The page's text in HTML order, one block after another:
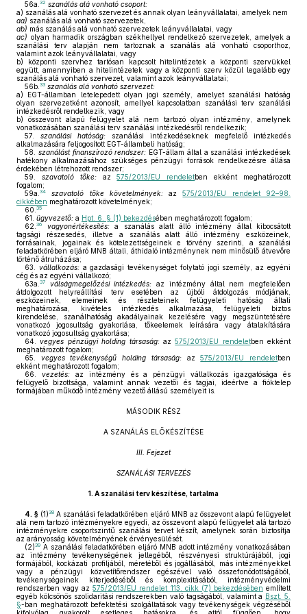
56a. 32 szanálás alá vonható csoport:
a) szanálás alá vonható szervezet és annak olyan leányvállalatai, amelyek nem
aa) szanálás alá vonható szervezetek,
ab) más szanálás alá vonható szervezetek leányvállalatai, vagy
ac) olyan harmadik országban székhellyel rendelkező szervezetek, amelyek a
szanálási terv alapján nem tartoznak a szanálás alá vonható csoporthoz,
valamint azok leányvállalatai, vagy
b) központi szervhez tartósan kapcsolt hitelintézetek a központi szervükkel
együtt, amennyiben a hitelintézetek vagy a központi szerv közül legalább egy
szanálás alá vonható szervezet, valamint azok leányvállalatai;
56b. 33 szanálás alá vonható szervezet:
a) EGT-államban letelepedett olyan jogi személy, amelyet szanálási hatóság
olyan szervezetként azonosít, amellyel kapcsolatban szanálási terv szanálási
intézkedésről rendelkezik, vagy
b) összevont alapú felügyelet alá nem tartozó olyan intézmény, amelynek
vonatkozásában szanálási terv szanálási intézkedésről rendelkezik;
57.
szanálási hatóság: szanálási intézkedéseknek megfelelő intézkedés
alkalmazására feljogosított EGT-állambeli hatóság;
58.
szanálást finanszírozó rendszer: EGT-állam által a szanálási intézkedések
hatékony alkalmazásához szükséges pénzügyi források rendelkezésre állása
érdekében létrehozott rendszer;
59.
szavatoló tőke:az575/2013/EU rendeletben ekként meghatározott
fogalom;
59a. 34 szavatoló tőke követelmények:az575/2013/EU rendelet 92–98.
cikkében meghatározott követelmények;
60. 35
61. ügyvezető: a Hpt. 6. § (1) bekezdésében meghatározott fogalom;
62. 36 vagyonértékesítés:a szanálás alatt álló intézmény által kibocsátott
tagsági részesedés, illetve a szanálás alatt álló intézmény eszközeinek,
forrásainak, jogainak és kötelezettségeinek e törvény szerinti, a szanálási
feladatkörében eljáró MNB általi, áthidaló intézménynek nem minősülő átvevőre
történő átruházása;
63.
vállalkozás:a gazdasági tevékenységet folytató jogi személy, az egyéni
cég és az egyéni vállalkozó;
63a. 37 válságmegelőzési intézkedés: az intézmény által nem megfelelően
átdolgozott helyreállítási terv esetében az újbóli átdolgozás módjának,
eszközeinek, elemeinek és részleteinek felügyeleti hatóság általi
meghatározása, kivételes intézkedés alkalmazása, felügyeleti biztos
kirendelése, szanálhatóság akadályainak kezelésére vagy megszüntetésére
vonatkozó jogosultság gyakorlása, tőkeelemek leírására vagy átalakítására
vonatkozó jogosultság gyakorlása;
64.
vegyes pénzügyi holding társaság:az575/2013/EU rendeletben ekként
meghatározott fogalom;
65.
vegyes tevékenységű holding társaság:az575/2013/EU rendeletben
ekként meghatározott fogalom;
66.
vezetés:az intézmény és a pénzügyi vállalkozás igazgatósága és
felügyelő bizottsága, valamint annak vezetői és tagjai, ideértve a fióktelep
formájában működő intézmény vezető állású személyeit is.
MÁSODIK RÉSZ
A SZANÁLÁS ELŐKÉSZÍTÉSE
III. Fejezet
SZANÁLÁSI TERVEZÉS
1. A szanálási terv készítése, tartalma
4. § (1)38 A szanálási feladatkörében eljáró MNB az összevont alapú felügyelet
alá nem tartozó intézményekre egyedi, az összevont alapú felügyelet alá tartozó
intézményekre csoportszintű szanálási tervet készít, amelynek során biztosítja
az arányosság követelményének érvényesülését.
(2)39 A szanálási feladatkörében eljáró MNB adott intézmény vonatkozásában
az intézmény tevékenységének jellegéből, részvényesi struktúrájából, jogi
formájából, kockázati profiljából, méretéből és jogállásából, más intézményekkel
vagy a pénzügyi közvetítőrendszer egészével való összefonódottságából,
tevékenységeinek kiterjedéséből és komplexitásából, intézményvédelmi
rendszerben vagy az575/2013/EU rendelet 113. cikk (7) bekezdésében említett
egyéb kölcsönös szolidaritási rendszerekben való tagságából, valamint a Bszt. 5.
§-ban meghatározott befektetési szolgáltatások vagy tevékenységek végzéséből